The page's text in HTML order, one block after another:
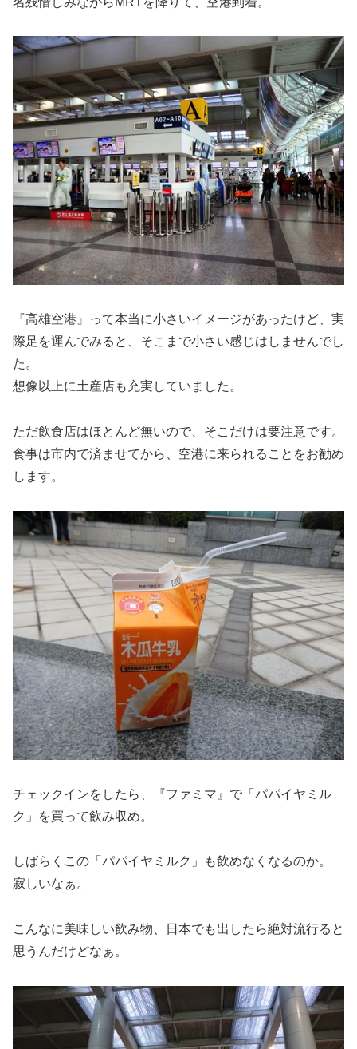
『高雄空港』って本当に小さいイメージがあったけど、実
際足を運んでみると、そこまで小さい感じはしませんでし
た。
想像以上に土産店も充実していました。
ただ飲食店はほとんど無いので、そこだけは要注意です。
食事は市内で済ませてから、空港に来られることをお勧め
します。
チェックインをしたら、『ファミマ』で「パパイヤミル
ク」を買って飲み収め。
しばらくこの「パパイヤミルク」も飲めなくなるのか。
寂しいなぁ。
こんなに美味しい飲み物、日本でも出したら絶対流行ると
思うんだけどなぁ。